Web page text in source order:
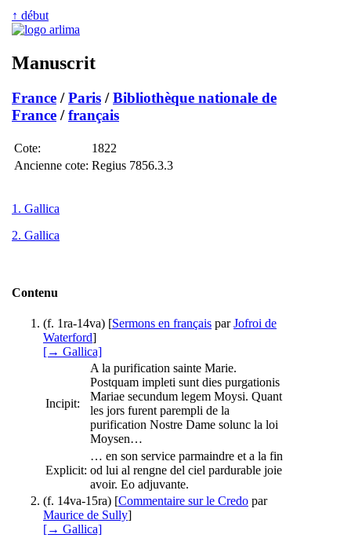
↑ début
Manuscrit
France /Paris /Bibliothèque nationale de
France /français
Cote:
1822
Ancienne cote: Regius 7856.3.3
1. Gallica
2. Gallica
Contenu
(f. 1ra-14va) [Sermons en français parJofroi de
Waterford]
[→ Gallica]
Incipit:
A la purification sainte Marie.
Postquam impleti sunt dies purgationis
Mariae secundum legem Moysi. Quant
les jors furent parempli de la
purification Nostre Dame solunc la loi
Moysen…
Explicit:
… en son service parmaindre et a la fin
od lui al rengne del ciel pardurable joie
avoir. Eo adjuvante.
(f. 14va-15ra) [Commentaire sur le Credo par
Maurice de Sully]
[→ Gallica]